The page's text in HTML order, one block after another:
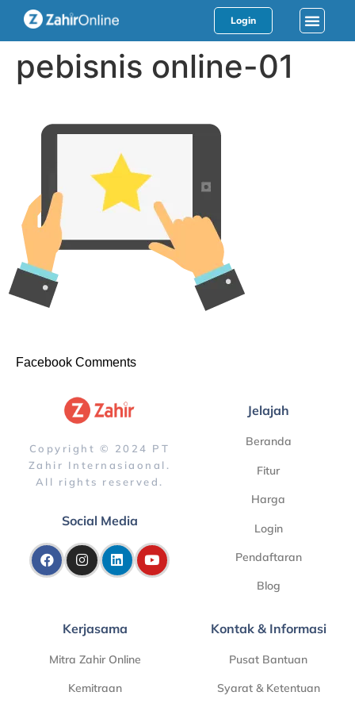
Login
pebisnis online-01
Facebook Comments
Copyright © 2024 PT
Zahir Internasiaonal.
All rights reserved.
Social Media
Jelajah
Beranda
Fitur
Harga
Login
Pendaftaran
Blog
Kerjasama
Mitra Zahir Online
Kemitraan
Kontak & Informasi
Pusat Bantuan
Syarat & Ketentuan